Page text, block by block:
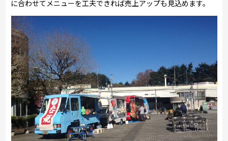
に合わせてメニューを工夫できれば売上アップも見込めます。